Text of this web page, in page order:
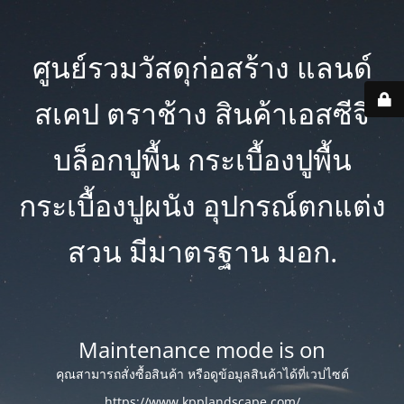
ศูนย์รวมวัสดุก่อสร้าง แลนด์
สเคป ตราช้าง สินค้าเอสซีจี
บล็อกปูพื้น กระเบื้องปูพื้น
กระเบื้องปูผนัง อุปกรณ์ตกแต่ง
สวน มีมาตรฐาน มอก.
Maintenance mode is on
คุณสามารถสั่งซื้อสินค้า หรือดูข้อมูลสินค้าได้ที่เวปไซต์